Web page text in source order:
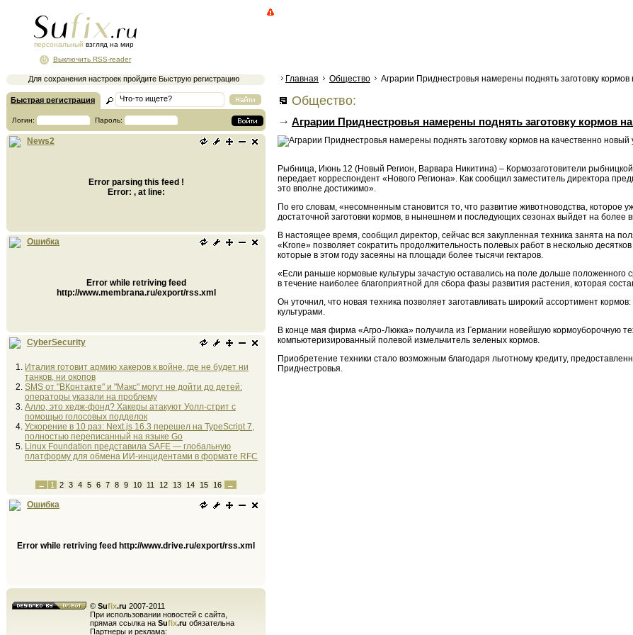
персональный взгляд на мир
Для сохранения настроек пройдите Быструю регистрацию
Выключить RSS-reader
Быстрая регистрация
Логин: Пароль:
News2
Error parsing this feed !
Error: , at line:
Ошибка
Error while retriving feed
http://www.membrana.ru/export/rss.xml
CyberSecurity
Италия готовит армию хакеров к войне, где не будет ни
танков, ни окопов
SMS от "ВКонтакте" и "Макс" могут не дойти до детей:
операторы указали на проблему
Алло, это хедж-фонд? Хакеры атакуют Уолл-стрит с
помощью голосовых подделок
Ускорение в 10 раз: Next.js 16.3 перешел на TypeScript 7,
полностью переписанный на языке Go
Linux Foundation представила SAFE — глобальную
платформу для обмена ИИ-инцидентами в формате RFC
← 1 2 3 4 5 6 7 8 9 10 11 12 13 14 15 16 →
Ошибка
Error while retriving feed http://www.drive.ru/export/rss.xml
© Sufix.ru 2007-2011
При использовании новостей с сайта,
прямая ссылка на Sufix.ru обязательна
Партнеры и реклама:
Главная Общество Аграрии Приднестровья намерены поднять заготовку
Общество:
Аграрии Приднестровья намерены поднять заготовку кормов
Рыбница, Июнь 12 (Новый Регион, Варвара Никитина) – Кормозаготовители
передает корреспондент «Нового Региона». Как сообщил заместитель директора
это вполне достижимо».
По его словам, «несомненным становится то, что развитие животноводства, которое
достаточной заготовки кормов, в нынешнем и последующих сезонах выйдет на более
В настоящее время, сообщил директор, сейчас вся закупленная техника занята на
«Krone» позволяет сократить продолжительность полевых работ в несколько
которые в этом году засеяны на площади более тысячи гектаров.
«Если раньше кормовые культуры зачастую оставались на поле дольше положенного
в течение наиболее благоприятной для сбора фазы развития растения, которая
Он уточнил, что новая техника позволяет заготавливать широкий ассортимент
культурами.
В конце мая фирма «Агро-Люкка» получила из Германии новейшую кормоуборочную
компьютеризированный полевой измельчитель зеленых кормов.
Приобретение техники стало возможным благодаря льготному кредиту,
Приднестровья.